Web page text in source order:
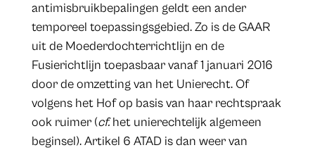
antimisbruikbepalingen geldt een ander
temporeel toepassingsgebied. Zo is de GAAR
uit de Moederdochterrichtlijn en de
Fusierichtlijn toepasbaar vanaf 1 januari 2016
door de omzetting van het Unierecht. Of
volgens het Hof op basis van haar rechtspraak
ook ruimer (cf.het unierechtelijk algemeen
beginsel). Artikel 6 ATAD is dan weer van